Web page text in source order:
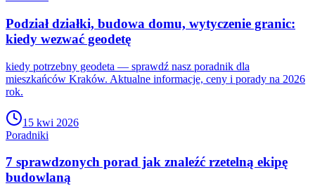
Podział działki, budowa domu, wytyczenie granic:
kiedy wezwać geodetę
kiedy potrzebny geodeta — sprawdź nasz poradnik dla
mieszkańców Kraków. Aktualne informacje, ceny i porady na 2026
rok.
15 kwi 2026
Poradniki
7 sprawdzonych porad jak znaleźć rzetelną ekipę
budowlaną